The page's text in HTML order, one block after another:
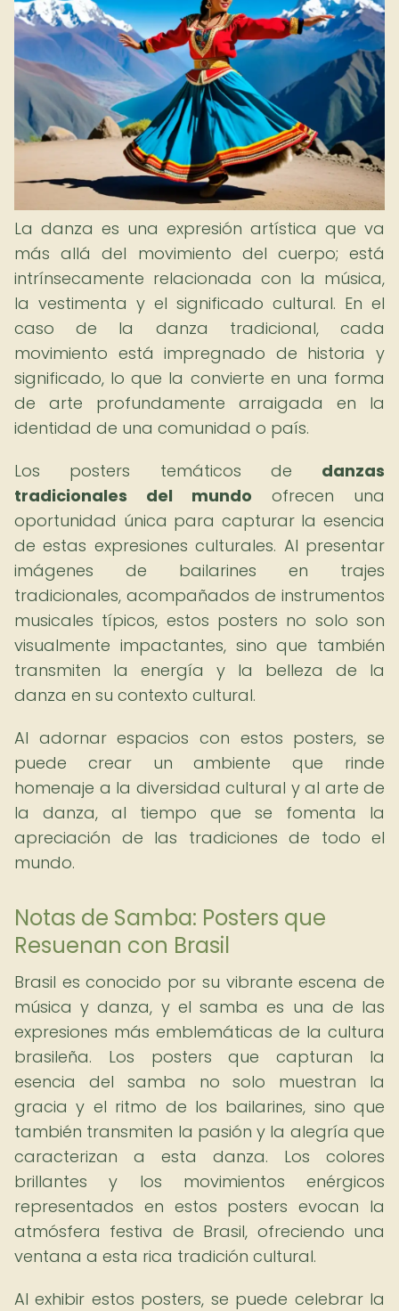
La danza es una expresión artística que va
más allá del movimiento del cuerpo; está
intrínsecamente relacionada con la música,
la vestimenta y el significado cultural. En el
caso de la danza tradicional, cada
movimiento está impregnado de historia y
significado, lo que la convierte en una forma
de arte profundamente arraigada en la
identidad de una comunidad o país.
Los posters temáticos de danzas
tradicionales del mundo ofrecen una
oportunidad única para capturar la esencia
de estas expresiones culturales. Al presentar
imágenes de bailarines en trajes
tradicionales, acompañados de instrumentos
musicales típicos, estos posters no solo son
visualmente impactantes, sino que también
transmiten la energía y la belleza de la
danza en su contexto cultural.
Al adornar espacios con estos posters, se
puede crear un ambiente que rinde
homenaje a la diversidad cultural y al arte de
la danza, al tiempo que se fomenta la
apreciación de las tradiciones de todo el
mundo.
Notas de Samba: Posters que
Resuenan con Brasil
Brasil es conocido por su vibrante escena de
música y danza, y el samba es una de las
expresiones más emblemáticas de la cultura
brasileña. Los posters que capturan la
esencia del samba no solo muestran la
gracia y el ritmo de los bailarines, sino que
también transmiten la pasión y la alegría que
caracterizan a esta danza. Los colores
brillantes y los movimientos enérgicos
representados en estos posters evocan la
atmósfera festiva de Brasil, ofreciendo una
ventana a esta rica tradición cultural.
Al exhibir estos posters, se puede celebrar la